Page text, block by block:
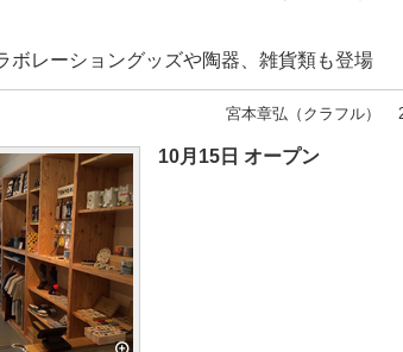
ボレーショングッズや陶器、雑貨類も登場
宮本章弘（クラフル）
10月15日 オープン